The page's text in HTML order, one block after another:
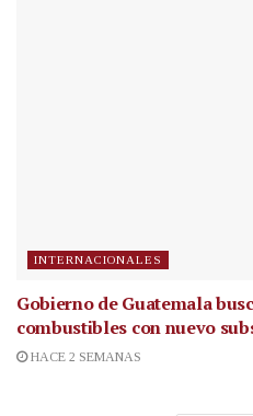
INTERNACIONALES
Gobierno de Guatemala
combustibles con nuevo
HACE 2 SEMANAS